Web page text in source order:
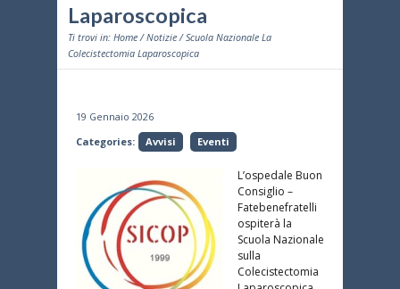
Laparoscopica
Ti trovi in: Home /Notizie / Scuola Nazionale La
Colecistectomia Laparoscopica
19 Gennaio 2026
Categories:
Avvisi Eventi
L’ospedale Buon
Consiglio –
Fatebenefratelli
ospiterà la
Scuola Nazionale
sulla
Colecistectomia